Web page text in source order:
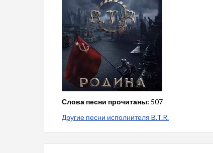
Слова песни прочитаны: 507
Другие песни исполнителя B.T.R.